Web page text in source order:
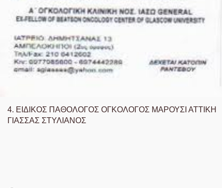
4. ΕΙΔΙΚΟΣ ΠΑΘΟΛΟΓΟΣ ΟΓΚΟΛΟΓΟΣ ΜΑΡΟΥΣΙ ΑΤΤΙΚΗ
ΓΙΑΣΣΑΣ ΣΤΥΛΙΑΝΟΣ